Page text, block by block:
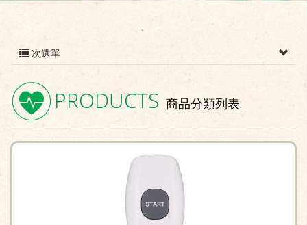
次選單
PRODUCTS 商品分類列表